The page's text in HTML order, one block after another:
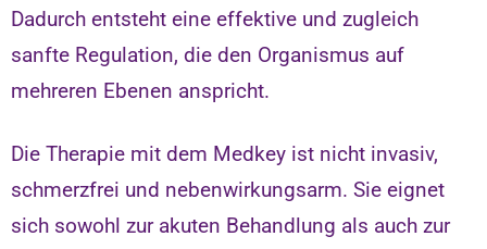
Dadurch entsteht eine effektive und zugleich
sanfte Regulation, die den Organismus auf
mehreren Ebenen anspricht.
Die Therapie mit dem Medkey ist nicht invasiv,
schmerzfrei und nebenwirkungsarm. Sie eignet
sich sowohl zur akuten Behandlung als auch zur